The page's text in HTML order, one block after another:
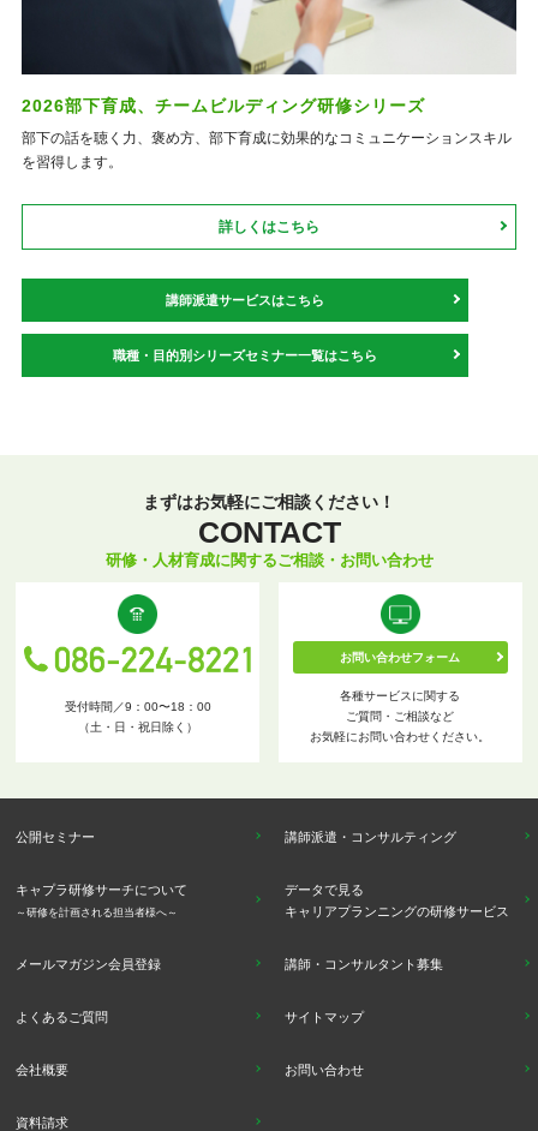
2026部下育成、チームビルディング研修シリーズ
部下の話を聴く力、褒め方、部下育成に効果的なコミュニケーションスキル
を習得します。
詳しくはこちら
講師派遣サービスはこちら
職種・目的別シリーズセミナー一覧はこちら
まずはお気軽にご相談ください！
CONTACT
研修・人材育成に関するご相談・お問い合わせ
受付時間／9：00〜18：00
（土・日・祝日除く）
お問い合わせフォーム
各種サービスに関する
ご質問・ご相談など
お気軽にお問い合わせください。
公開セミナー 講師派遣・コンサルティング
キャプラ研修サーチについて
～研修を計画される担当者様へ～
データで見る
キャリアプランニングの研修サービス
メールマガジン会員登録 講師・コンサルタント募集
よくあるご質問 サイトマップ
会社概要 お問い合わせ
資料請求